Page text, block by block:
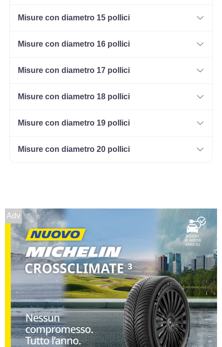
Misure con diametro 15 pollici
Misure con diametro 16 pollici
Misure con diametro 17 pollici
Misure con diametro 18 pollici
Misure con diametro 19 pollici
Misure con diametro 20 pollici
Adv